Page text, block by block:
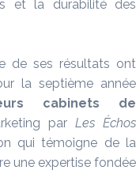
et la durabilité des
de ses résultats ont
la septième année
cabinets de
par Les Échos
qui témoigne de la
une expertise fondée